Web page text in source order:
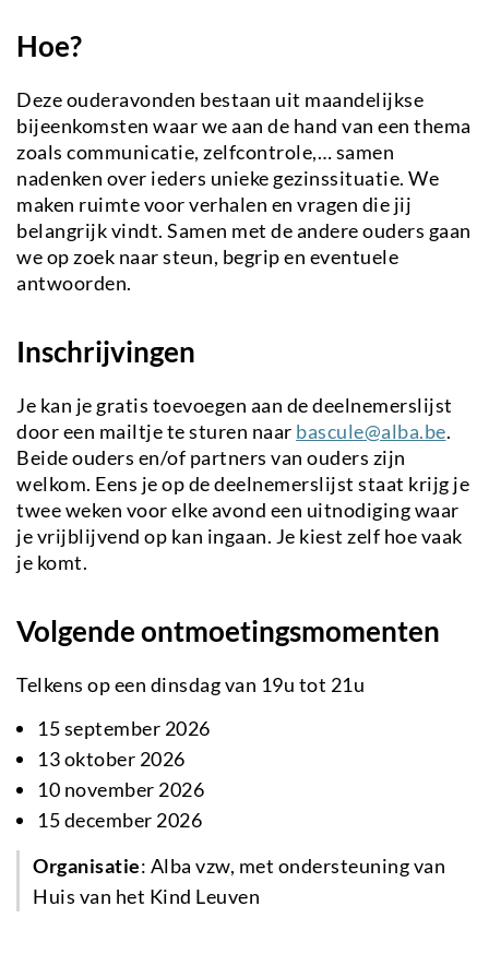
Hoe?
Deze ouderavonden bestaan uit maandelijkse
bijeenkomsten waar we aan de hand van een thema
zoals communicatie, zelfcontrole,… samen
nadenken over ieders unieke gezinssituatie. We
maken ruimte voor verhalen en vragen die jij
belangrijk vindt. Samen met de andere ouders gaan
we op zoek naar steun, begrip en eventuele
antwoorden.
Inschrijvingen
Je kan je gratis toevoegen aan de deelnemerslijst
door een mailtje te sturen naar bascule@alba.be.
Beide ouders en/of partners van ouders zijn
welkom. Eens je op de deelnemerslijst staat krijg je
twee weken voor elke avond een uitnodiging waar
je vrijblijvend op kan ingaan. Je kiest zelf hoe vaak
je komt.
Volgende ontmoetingsmomenten
Telkens op een dinsdag van 19u tot 21u
15 september 2026
13 oktober 2026
10 november 2026
15 december 2026
Organisatie: Alba vzw, met ondersteuning van
Huis van het Kind Leuven